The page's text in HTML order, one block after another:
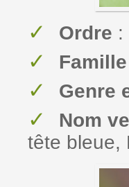
Ordre :
Famille
Genre
Nom
tête bleue,